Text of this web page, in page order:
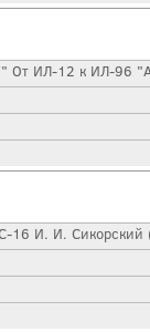
От ИЛ-12 к ИЛ-96
С-16 И. И.